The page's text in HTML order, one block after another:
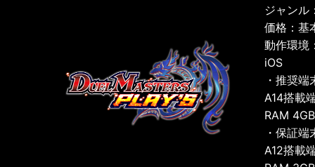
ジャンル
価格：基
動作環境
iOS
・推奨端
A14搭載
RAM
・保証端
A12搭載